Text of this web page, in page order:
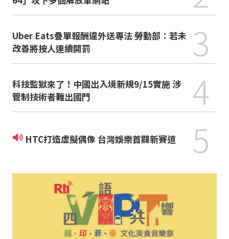
Uber Eats疊單報酬違外送專法 勞動部：若未
改善將按人連續開罰
3
科技監獄來了！中國出入境新規9/15實施 涉
管制技術者難出國門
4
HTC打造虛擬偶像 台灣娛樂首闢新賽道 5